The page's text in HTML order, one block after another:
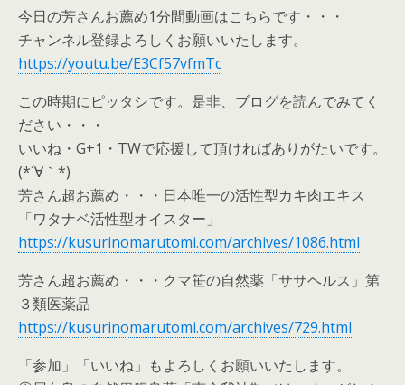
今日の芳さんお薦め1分間動画はこちらです・・・
チャンネル登録よろしくお願いいたします。
https://youtu.be/E3Cf57vfmTc
この時期にピッタシです。是非、ブログを読んでみてく
ださい・・・
いいね・G+1・TWで応援して頂ければありがたいです。
(*´∀｀*)
芳さん超お薦め・・・日本唯一の活性型カキ肉エキス
「ワタナベ活性型オイスター」
https://kusurinomarutomi.com/archives/1086.html
芳さん超お薦め・・・クマ笹の自然薬「ササヘルス」第
３類医薬品
https://kusurinomarutomi.com/archives/729.html
「参加」「いいね」もよろしくお願いいたします。